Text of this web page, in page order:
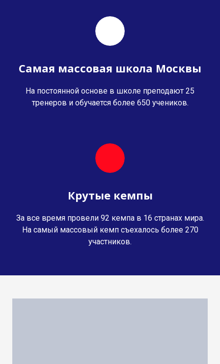
Самая массовая школа Москвы
На постоянной основе в школе преподают 25
тренеров и обучается более 650 учеников.
Крутые кемпы
За все время провели 92 кемпа в 16 странах мира.
На самый массовый кемп съехалось более 270
участников.